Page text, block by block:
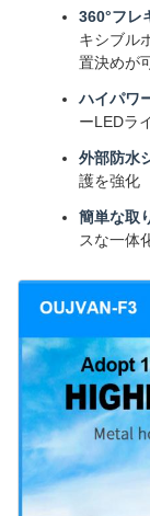
360°フレ
キシブル
置決めが
ハイパワ
ーLEDラ
外部防水
護を強化
簡単な取
スな一体